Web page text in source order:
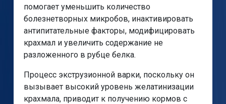
помогает уменьшить количество
болезнетворных микробов, инактивировать
антипитательные факторы, модифицировать
крахмал и увеличить содержание не
разложенного в рубце белка.
Процесс экструзионной варки, поскольку он
вызывает высокий уровень желатинизации
крахмала, приводит к получению кормов с